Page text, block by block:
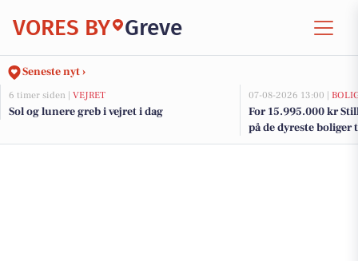
VORES BY Greve
Seneste nyt ›
6 timer siden | VEJRET
Sol og lunere greb i vejret i dag
07-08-2026 13:00 |
For 15.995.000 kr
på de dyreste boliger